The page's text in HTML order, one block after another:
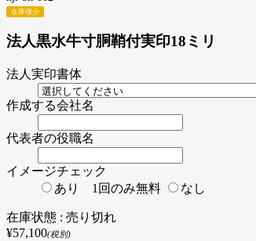
在庫僅少
法人黒水牛寸胴鞘付実印18ミリ
法人実印書体
作成する会社名
代表者の役職名
イメージチェック
あり 1回のみ無料
なし
在庫状態 : 売り切れ
¥57,100(税別)